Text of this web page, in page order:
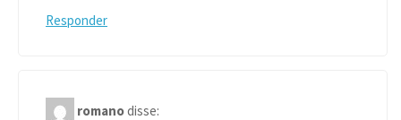
Responder
romanodisse: